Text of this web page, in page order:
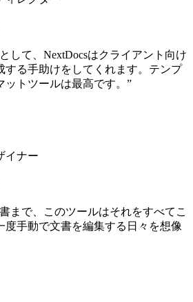
して、NextDocsはクライアント向け
する手助けをしてくれます。テンプ
ットツールは最高です。 ”
イナー
まで、このツールはそれをすべてこ
度手動で文書を編集する日々を想像